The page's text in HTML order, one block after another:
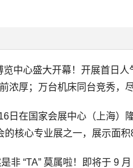
心盛大开幕！开展首日人
浓厚；万台机床同台竞秀，
在国家会展中心（上海）
核心专业展之一，展示面积
“TA” 莫属啦！即将于 9